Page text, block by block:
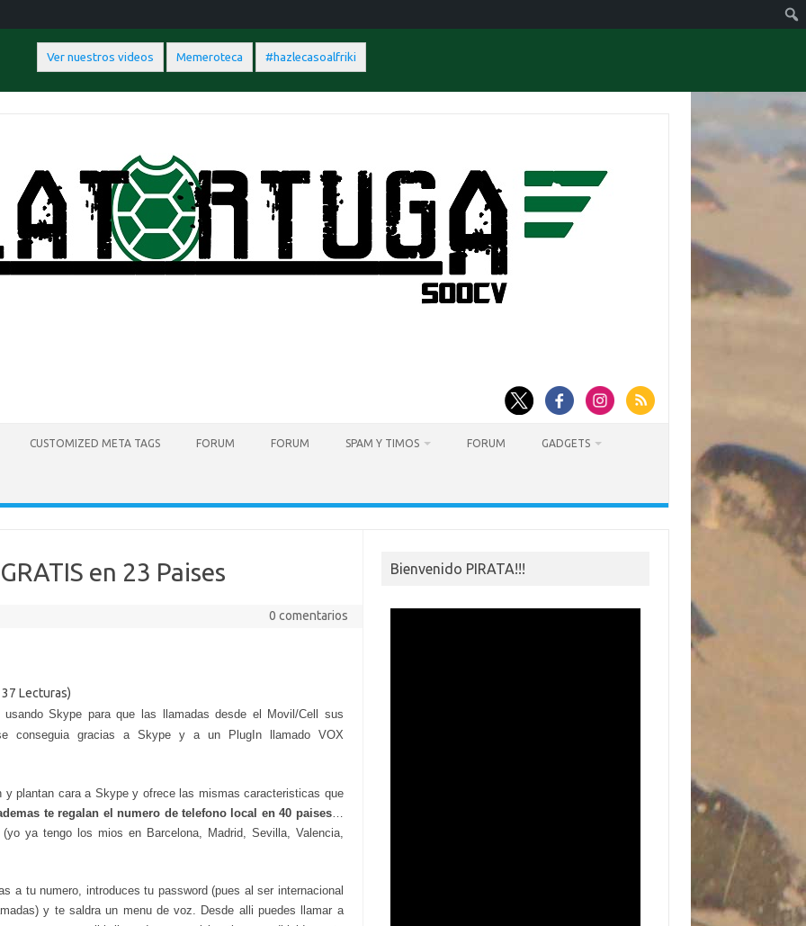
Ver nuestros videos Memeroteca #hazlecasoalfriki
CUSTOMIZED META TAGS FORUM FORUM SPAM Y TIMOS FORUM GADGETS
en 23 Paises
0 comentarios
Lecturas)
Skype para que las llamadas desde el Movil/Cell sus
conseguia gracias a Skype y a un PlugIn llamado VOX
y plantan cara a Skype y ofrece las mismas caracteristicas que
te regalan el numero de telefono local en 40 paises…
(yo ya tengo los mios en Barcelona, Madrid, Sevilla, Valencia,
a tu numero, introduces tu password (pues al ser internacional
y te saldra un menu de voz. Desde alli puedes llamar a
Bienvenido PIRATA!!!